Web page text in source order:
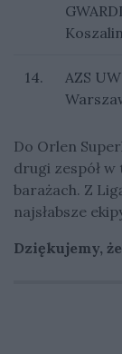
Koszalin
14.
AZS UW
Do Orlen
drugi zespół
barażach. Z
najsłabsze
Dziękujemy,